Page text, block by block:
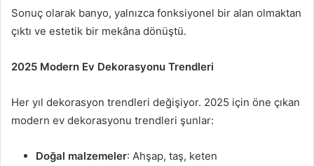
Sonuç olarak banyo, yalnızca fonksiyonel bir alan olmaktan
çıktı ve estetik bir mekâna dönüştü.
2025 Modern Ev Dekorasyonu Trendleri
Her yıl dekorasyon trendleri değişiyor. 2025 için öne çıkan
modern ev dekorasyonu trendleri şunlar:
Doğal malzemeler: Ahşap, taş, keten